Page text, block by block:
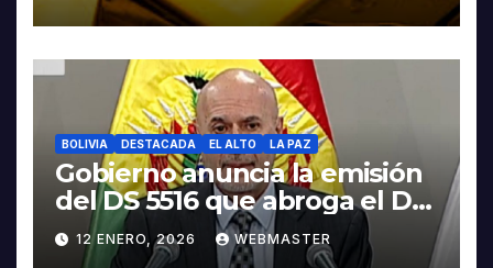
BOLIVIA DESTACADA EL ALTO LA PAZ
Gobierno anuncia la emisión
del DS 5516 que abroga el DS
5503
12 ENERO, 2026 WEBMASTER